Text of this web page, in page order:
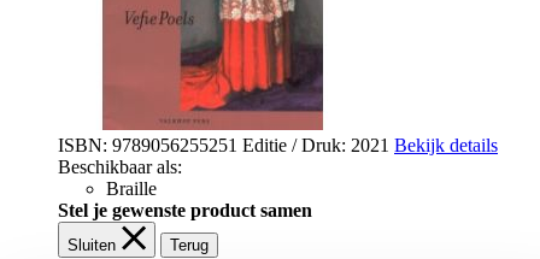
ISBN: 9789056255251 Editie / Druk: 2021 Bekijk details
Beschikbaar als:
Braille
Stel je gewenste product samen
Sluiten Terug